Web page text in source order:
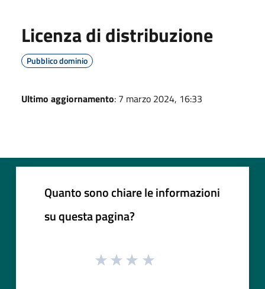
Licenza di distribuzione
Pubblico dominio
Ultimo aggiornamento: 7 marzo 2024, 16:33
Quanto sono chiare le informazioni
su questa pagina?